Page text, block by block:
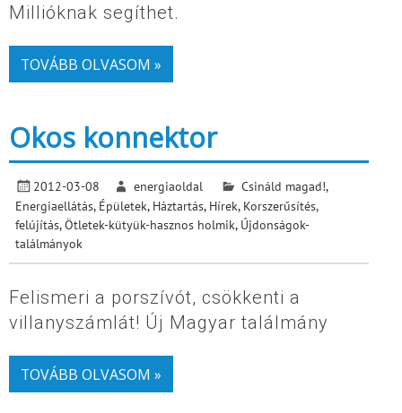
Millióknak segíthet.
TOVÁBB OLVASOM »
Okos konnektor
2012-03-08 energiaoldal Csináld magad!,
Energiaellátás, Épületek, Háztartás, Hírek, Korszerűsítés,
felújítás,Ötletek-kütyük-hasznos holmik, Újdonságok-
találmányok
Felismeri a porszívót, csökkenti a
villanyszámlát! Új Magyar találmány
TOVÁBB OLVASOM »